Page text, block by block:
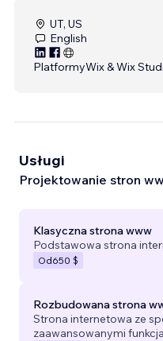
UT, US
English
PlatformyWix & Wix
Usługi
Projektowanie stron
Klasyczna strona www
Podstawowa strona
Od650 $
Rozbudowana strona
Strona internetowa ze
zaawansowanymi